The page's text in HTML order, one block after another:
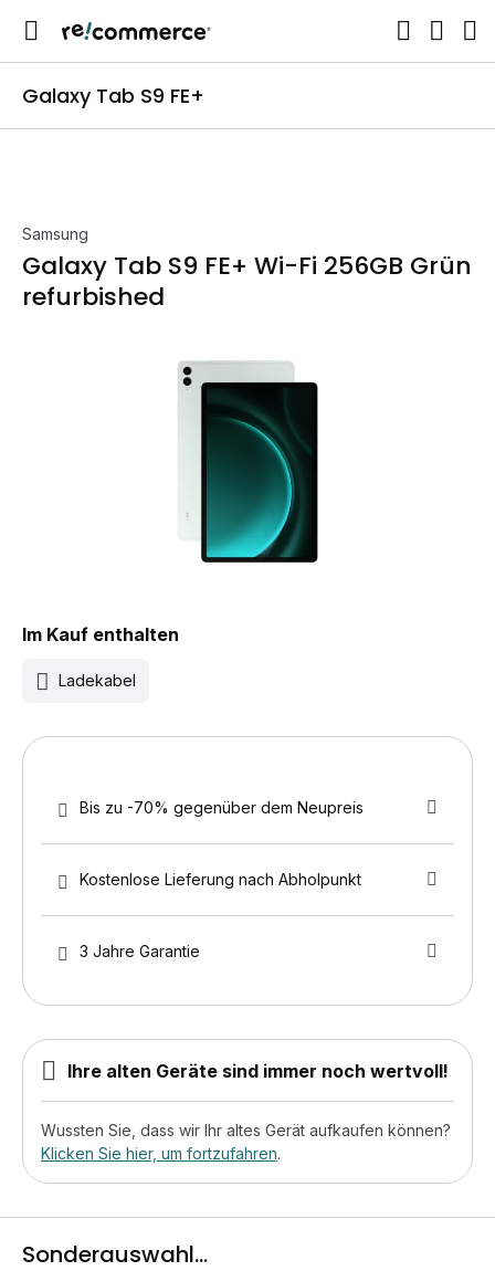
Galaxy Tab S9 FE+
Samsung
Galaxy Tab S9 FE+ Wi-Fi 256GB Grün
refurbished
Im Kauf enthalten
Ladekabel
Bis zu -70% gegenüber dem Neupreis
Kostenlose Lieferung nach Abholpunkt
3 Jahre Garantie
Ihre alten Geräte sind immer noch wertvoll!
Wussten Sie, dass wir Ihr altes Gerät aufkaufen können?
Klicken Sie hier, um fortzufahren.
Sonderauswahl...